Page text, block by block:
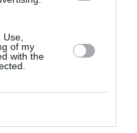
of my
with the
bērna